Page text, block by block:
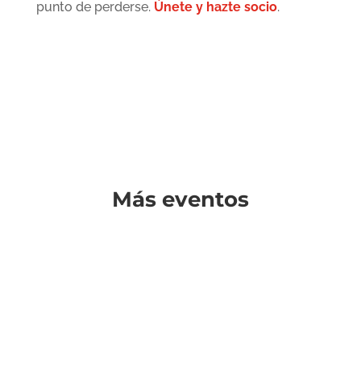
punto de perderse. Únete y hazte socio.
Más eventos